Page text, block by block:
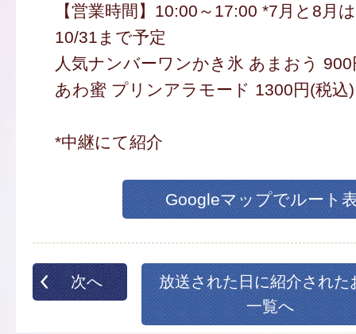
【営業時間】10:00～17:00 *7月と8月
10/31まで予定
人気ナンバーワンかき氷 あまおう 900
あわ蜜 プリンアラモード 1300円(税込
*中継にて紹介
Googleマップでルート
次へ
放送された日に紹介された
一覧へ